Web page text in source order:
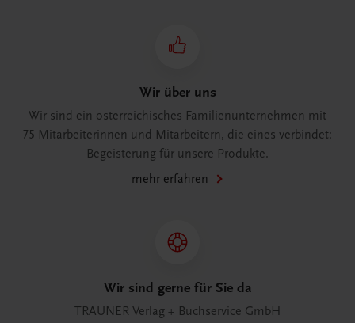
Wir über uns
Wir sind ein österreichisches Familienunternehmen mit
75 Mitarbeiterinnen und Mitarbeitern, die eines verbindet:
Begeisterung für unsere Produkte.
mehr erfahren
Wir sind gerne für Sie da
TRAUNER Verlag + Buchservice GmbH